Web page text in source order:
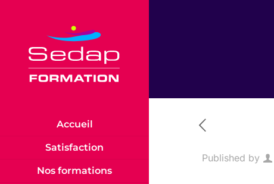
Accueil
Satisfaction
Nos formations
Published by